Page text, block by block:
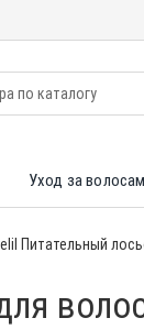
Уход за
Питательный